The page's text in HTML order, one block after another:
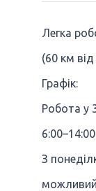
Легка
(60 км
Графік:
Робота у
З
можливий